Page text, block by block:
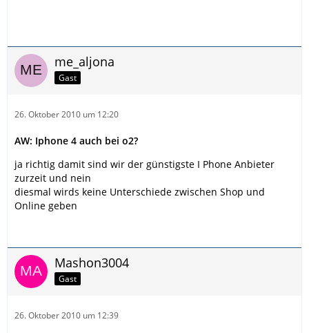
me_aljona
Gast
26. Oktober 2010 um 12:20
AW: Iphone 4 auch bei o2?
ja richtig damit sind wir der günstigste I Phone Anbieter
zurzeit und nein
diesmal wirds keine Unterschiede zwischen Shop und
Online geben
Mashon3004
Gast
26. Oktober 2010 um 12:39